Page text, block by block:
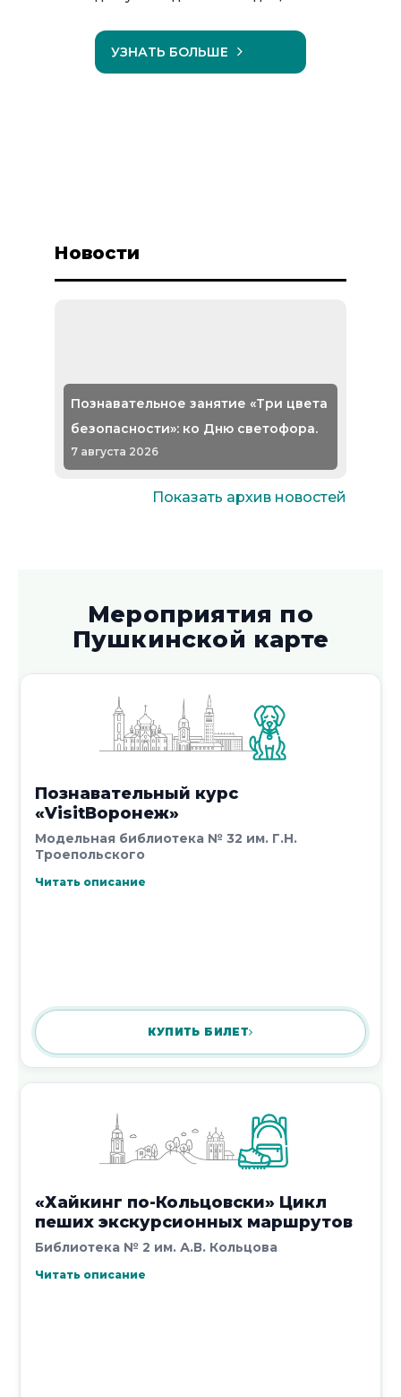
УЗНАТЬ БОЛЬШЕ
Новости
Познавательное занятие «Три цвета
безопасности»: ко Дню светофора.
7 августа 2026
предупреждает!»
7 августа 2026
Викторина «По лабиринтам права»
7 августа 2026
(Всемирный день книголюбов)», 6+
7 августа 2026
Познавательно-развлекательный
час «Эти заМУРчательные кошки»
7 августа 2026
Показать архив новостей
Мероприятия по
Пушкинской карте
Познавательный курс
«VisitВоронеж»
Модельная библиотека № 32 им. Г.Н.
Троепольского
Читать описание
КУПИТЬ БИЛЕТ
«Хайкинг по-Кольцовски» Цикл
пеших экскурсионных маршрутов
Библиотека № 2 им. А.В. Кольцова
Читать описание